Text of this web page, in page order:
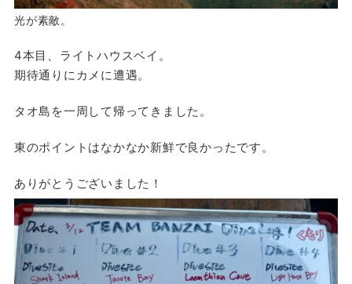
光が素敵。
4本目、ライトハウスベイ。
期待通りにカメに遭遇。
タオ島を一周して帰ってきました。
東のポイントはなかなか新鮮で良かったです。
ありがとうございました！